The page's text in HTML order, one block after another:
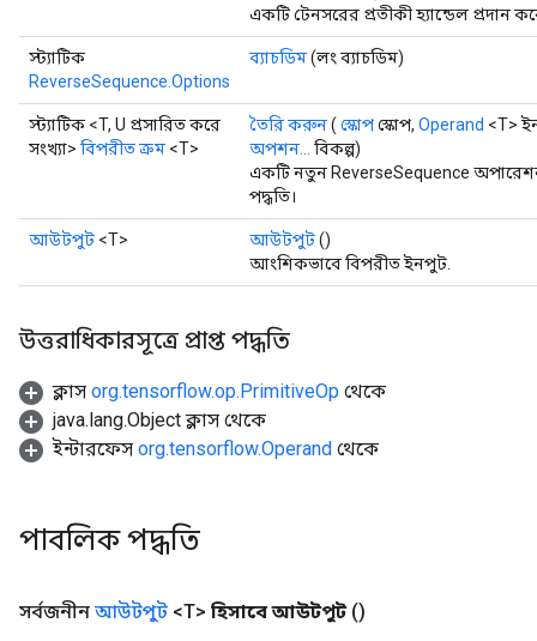
একটি টেনসরের প্রতীকী হ্যান্ডেল প্রদান
স্ট্যাটিক
ReverseSequence.Options
ব্যাচডিম(লং ব্যাচডিম)
স্ট্যাটিক <T, U প্রসারিত করে
সংখ্যা> বিপরীত ক্রম <T>
তৈরি করুন( স্কোপস্কোপ, Operand <T>
অপশন...
বিকল্প)
একটি নতুন ReverseSequence
পদ্ধতি।
আউটপুট <T> আউটপুট()
আংশিকভাবে বিপরীত ইনপুট.
উত্তরাধিকারসূত্রে প্রাপ্ত পদ্ধতি
ক্লাস org.tensorflow.op.PrimitiveOp থেকে
java.lang.Object ক্লাস থেকে
ইন্টারফেস org.tensorflow.Operand থেকে
পাবলিক পদ্ধতি
সর্বজনীন আউটপুট <T> হিসাবে আউটপুট ()